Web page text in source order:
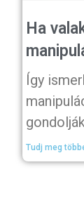
Ha
Így
Tudj meg